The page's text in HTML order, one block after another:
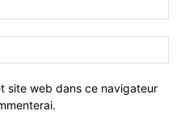
site web dans ce navigateur